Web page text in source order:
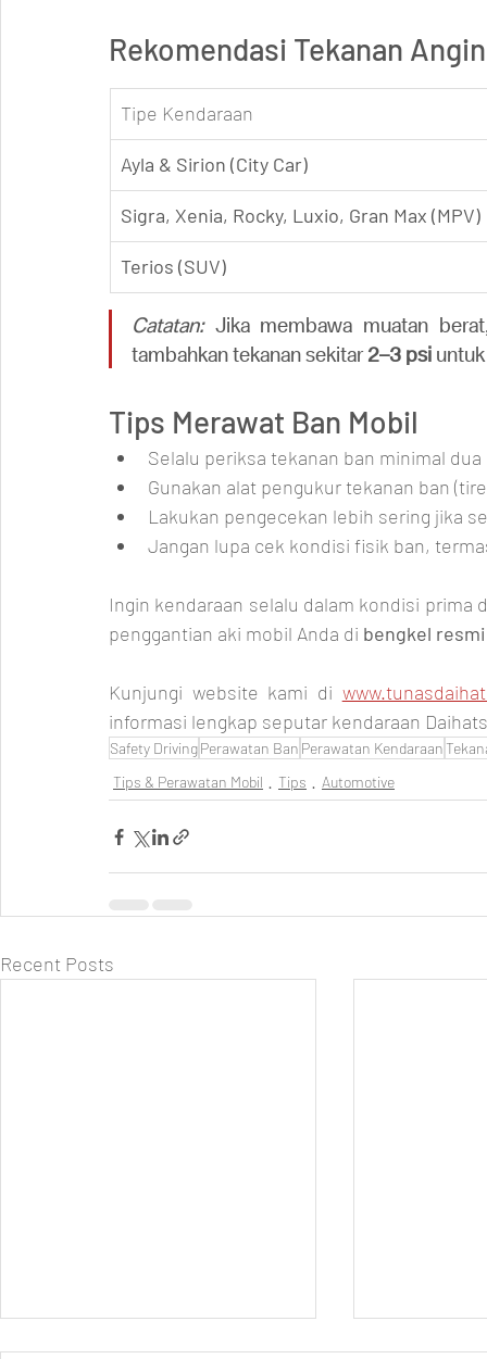
Rekomendasi Tekanan
Tipe Kendaraan
Ayla & Sirion (City Car)
Sigra, Xenia, Rocky, Luxio, Gran Max (MPV)
Terios (SUV)
Catatan: Jika membawa muatan
tambahkan tekanan sekitar 2–3 psi
Tips Merawat Ban Mobil
Selalu periksa tekanan ban minimal
Gunakan alat pengukur tekanan ban
Lakukan pengecekan lebih sering jika
Jangan lupa cek kondisi fisik ban,
Ingin kendaraan selalu dalam kondisi prima
penggantian aki mobil Anda di bengkel
Kunjungi website kami di
informasi lengkap seputar kendaraan
Safety DrivingPerawatan Ban Perawatan Kendaraan
Tips & Perawatan Mobil
Tips Automotive
Recent Posts